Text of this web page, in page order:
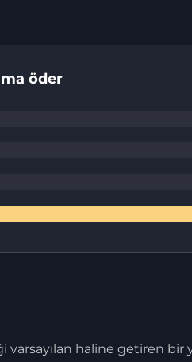
öder
haline getiren bir